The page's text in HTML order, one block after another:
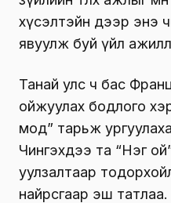
хүсэлтэйн дээр энэ
явуулж буй үйл
Танай улс ч бас
ойжуулах бодлого
мод” тарьж
Чингэхдээ та “Нэг
уулзалтаар
найрсгаар эш